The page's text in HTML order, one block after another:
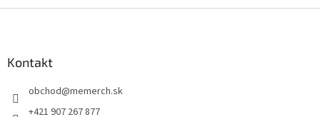
l
Kontakt
obchod@memerch.sk
+421 907 267 877